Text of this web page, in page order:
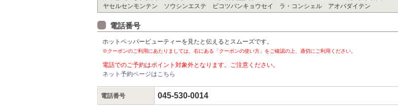
ヤセルセンモンテン ソウシンエステ ビコツバンキョウセイ ラ・コンシェル アオバダイテン
電話番号
ホットペッパービューティーを見たと伝えるとスムーズです。
※クーポンのご利用にあたりましては、右にある「クーポンの使い方」をご確認の上、適切にご利用ください。
電話でのご予約はポイント対象外となります。ご注意ください。
ネット予約ページはこちら
電話番号 045-530-0014